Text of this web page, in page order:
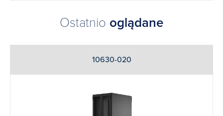
Ostatnio oglądane
10630-020